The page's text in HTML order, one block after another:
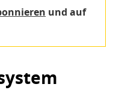
und auf